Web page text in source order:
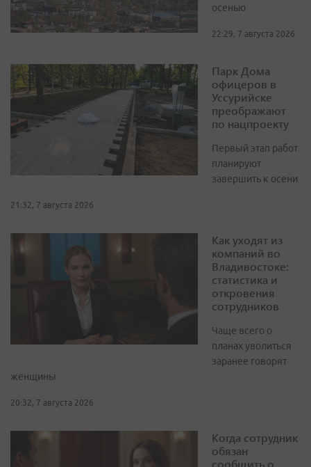
осенью
22:29, 7 августа 2026
Парк Дома
офицеров в
Уссурийске
преображают
по нацпроекту
Первый этап работ
планируют
завершить к осени
21:32, 7 августа 2026
Как уходят из
компаний во
Владивостоке:
статистика и
откровения
сотрудников
Чаще всего о
планах уволиться
заранее говорят
женщины
20:32, 7 августа 2026
Когда сотрудник
обязан